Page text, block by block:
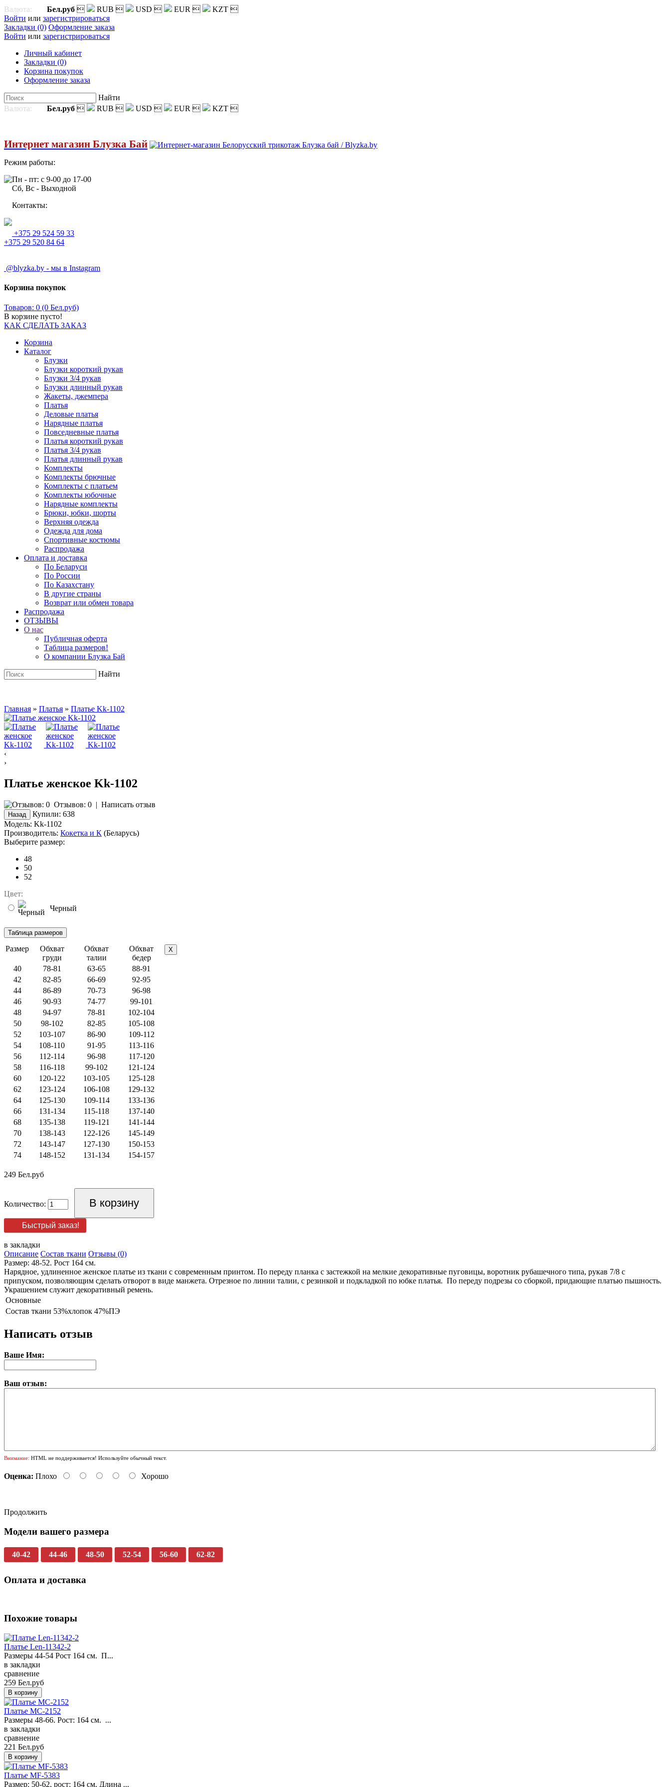
Валюта: Бел.руб  RUB  USD  EUR  KZT 
Войти или зарегистрироваться
Закладки (0) Оформление заказа
Войти или зарегистрироваться
Личный кабинет
Закладки (0)
Корзина покупок
Оформление заказа
Найти
Валюта:
Бел.руб  RUB  USD  EUR  KZT 
Интернет магазин Блузка Бай
Режим работы:
Пн - пт: с 9-00 до 17-00
Сб, Вс - Выходной
Контакты:
+375 29 524 59 33
+375 29 520 84 64
@blyzka.by - мы в Instagram
Корзина покупок
Товаров: 0 (0 Бел.руб)
В корзине пусто!
КАК СДЕЛАТЬ ЗАКАЗ
Корзина
Каталог
Блузки
Блузки короткий рукав
Блузки 3/4 рукав
Блузки длинный рукав
Жакеты, джемпера
Платья
Деловые платья
Нарядные платья
Повседневные платья
Платья короткий рукав
Платья 3/4 рукав
Платья длинный рукав
Комплекты
Комплекты брючные
Комплекты с платьем
Комплекты юбочные
Нарядные комплекты
Брюки, юбки, шорты
Верхняя одежда
Одежда для дома
Спортивные костюмы
Распродажа
Оплата и доставка
По Беларуси
По России
По Казахстану
В другие страны
Возврат или обмен товара
Распродажа
ОТЗЫВЫ
О нас
Публичная оферта
Таблица размеров!
О компании Блузка Бай
Найти
Главная » Платья » Платье Kk-1102
‹
›
Платье женское Kk-1102
Отзывов: 0 | Написать отзыв
Купили: 638
Модель: Kk-1102
Производитель: Кокетка и К (Беларусь)
Выберите размер:
48
50
52
Цвет:
Черный
Размер
Обхват
груди
Обхват
талии
Обхват
бедер
X
40 78-81 63-65
88-91
42
82-85 66-69
92-95
44
86-89 70-73
96-98
46
90-93 74-77
99-101
48
94-97 78-81
102-104
50
98-102 82-85
105-108
52
103-107 86-90
109-112
54
108-110 91-95
113-116
56
112-114 96-98
117-120
58
116-118 99-102
121-124
60
120-122 103-105
125-128
62
123-124 106-108
129-132
64
125-130 109-114
133-136
66
131-134 115-118
137-140
68
135-138 119-121
141-144
70
138-143 122-126
145-149
72
143-147 127-130
150-153
74
148-152 131-134 154-157
249 Бел.руб
Количество:
Быстрый заказ!
в закладки
Описание Состав ткани Отзывы (0)
Размер: 48-52. Рост 164 см.
Нарядное, удлиненное женское платье из ткани с современным принтом. По переду планка с застежкой на мелкие декоративные пуговицы, воротник рубашечного типа, рукав 7/8 с
припуском, позволяющим сделать отворот в виде манжета. Отрезное по линии талии, с резинкой и подкладкой по юбке платья. По переду подрезы со сборкой, придающие платью пышность.
Украшением служит декоративный ремень.
Основные
Состав ткани 53%хлопок 47%ПЭ
Написать отзыв
Ваше Имя:
Ваш отзыв:
Внимание: HTML не поддерживается! Используйте обычный текст.
Оценка: Плохо Хорошо
Продолжить
Модели вашего размера
40-42 44-46 48-50 52-54 56-60 62-82
Оплата и доставка
Похожие товары
Платье Len-11342-2
Размеры 44-54 Рост 164 см. П...
в закладки
сравнение
259 Бел.руб
Платье MC-2152
Размеры 48-66. Рост: 164 см. ...
в закладки
сравнение
221 Бел.руб
Платье MF-5383
Размер: 50-62, рост: 164 см. Длина ...